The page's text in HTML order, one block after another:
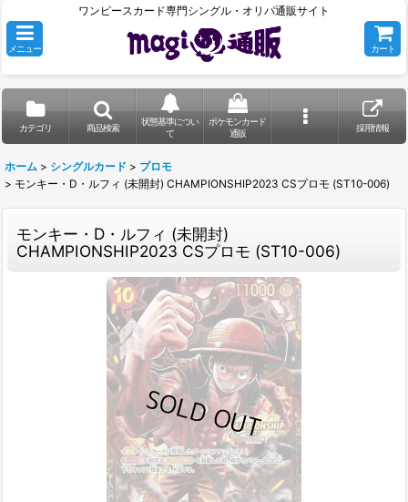
ワンピースカード専門シングル・オリパ通販サイト
メニュー カート
カテゴリ 商品検索
状態基準につい
て
ポケモンカード
通販
採用情報
ホーム > シングルカード > プロモ
> モンキー・D・ルフィ (未開封) CHAMPIONSHIP2023 CSプロモ (ST10-006)
モンキー・D・ルフィ (未開封)
CHAMPIONSHIP2023 CSプロモ (ST10-006)